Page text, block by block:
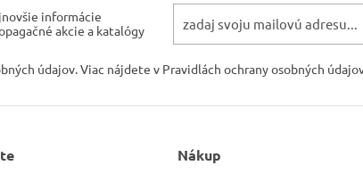
informácie
akcie a katalógy
údajov. Viac nájdete v Pravidlách ochrany osobných
Nákup